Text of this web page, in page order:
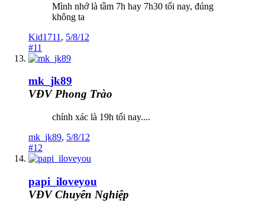
Mình nhớ là tầm 7h hay 7h30 tối nay, đúng
không ta
Kid1711 , 5/8/12
#11
mk_jk89
VĐV Phong Trào
chính xác là 19h tối nay....
mk_jk89, 5/8/12
#12
papi_iloveyou
VĐV Chuyên Nghiệp